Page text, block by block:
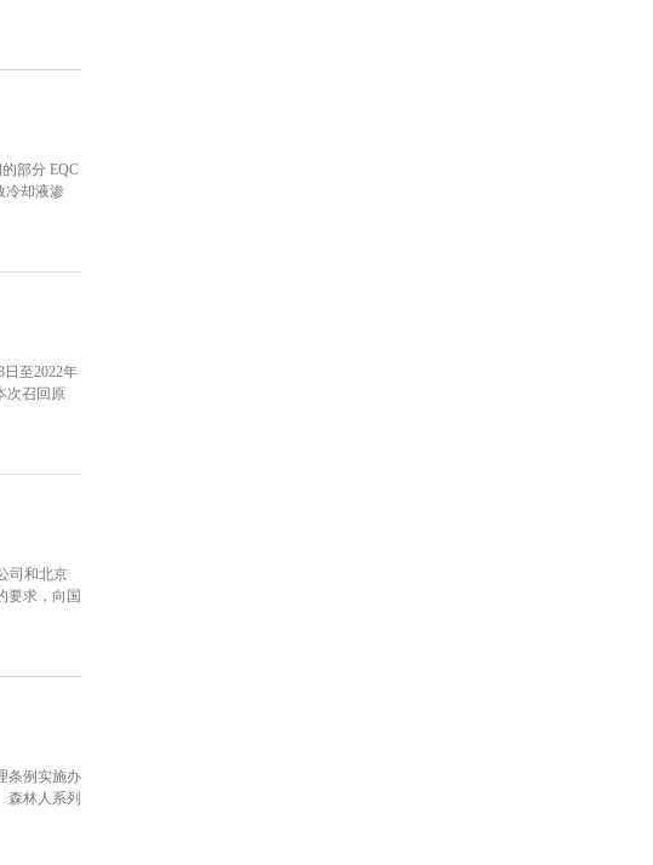
部分 EQC
冷却液渗
至2022年
次召回原
司和北京
要求，向国
条例实施办
森林人系列